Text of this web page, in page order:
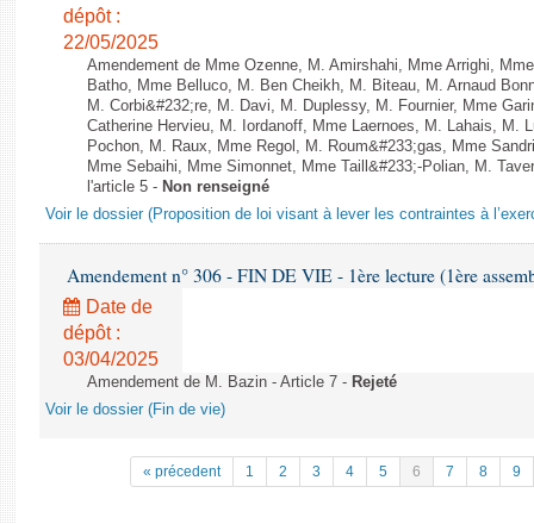
dépôt :
22/05/2025
Amendement de Mme Ozenne, M. Amirshahi, Mme Arrighi,
Batho, Mme Belluco, M. Ben Cheikh, M. Biteau, M. Arnaud
M. Corbi&#232;re, M. Davi, M. Duplessy, M. Fournier, Mme
Catherine Hervieu, M. Iordanoff, Mme Laernoes, M. Lahais, M.
Pochon, M. Raux, Mme Regol, M. Roum&#233;gas, Mme
Mme Sebaihi, Mme Simonnet, Mme Taill&#233;-Polian, M.
l'article 5 - Non renseigné
Voir le dossier (Proposition de loi visant à lever les contraintes à
Amendement n° 306 - FIN DE VIE - 1ère lecture (1ère
Date de
dépôt :
03/04/2025
Amendement de M. Bazin - Article 7 - Rejeté
Voir le dossier (Fin de vie)
« précedent 1 2 3 4 5 6 7 8 9